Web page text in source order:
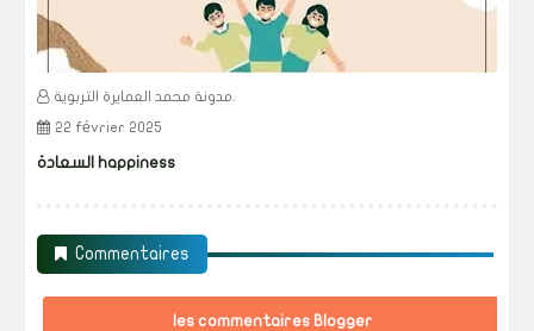
22 février 2025
السعادة happiness
Commentaires
les commentaires Blogger